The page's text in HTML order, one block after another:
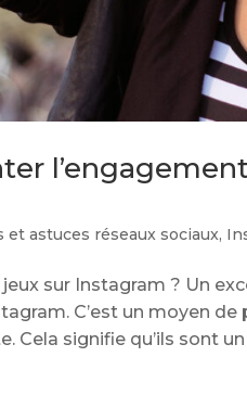
et astuces réseaux sociaux,
jeux sur Instagram ? Un
C’est un moyen
signifie qu’ils sont un